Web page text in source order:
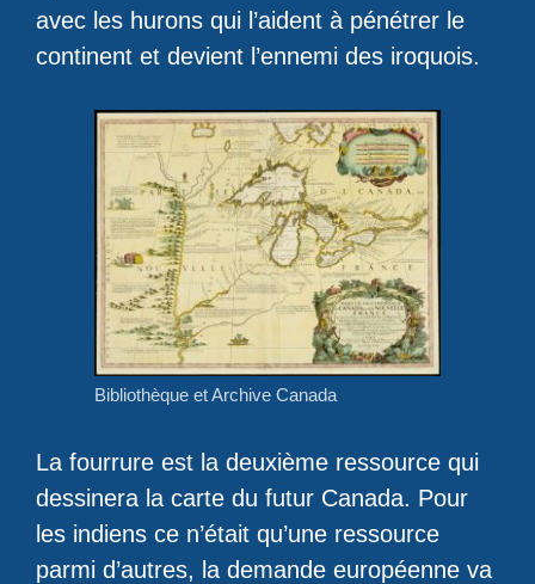
avec les hurons qui l’aident à pénétrer le
continent et devient l’ennemi des iroquois.
Bibliothèque et Archive Canada
La fourrure est la deuxième ressource qui
dessinera la carte du futur Canada. Pour
les indiens ce n’était qu’une ressource
parmi d’autres, la demande européenne va